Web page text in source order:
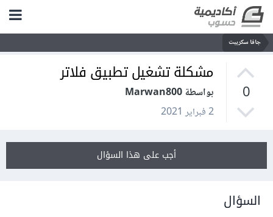
جافا سكريبت
0
مشكلة تشغيل تطبيق فلاتر
بواسطة Marwan800
2 فبراير 2021
أجب على هذا السؤال
السؤال